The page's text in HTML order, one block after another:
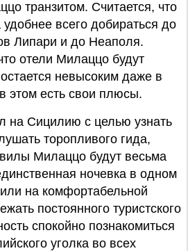
транзитом. Считается, что
удобнее всего добираться до
Липари и до Неаполя.
отели Милаццо будут
невысоким даже в
этом есть свои плюсы.
на Сицилию с целью узнать
торопливого гида,
Милаццо будут весьма
ночевка в одном
на комфортабельной
постоянного туристского
спокойно познакомиться
уголка во всех